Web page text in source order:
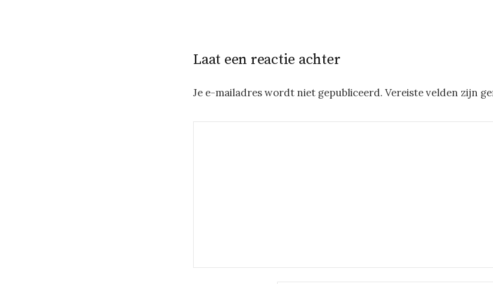
Laat een reactie achter
Je e-mailadres wordt niet gepubliceerd. Vereiste velden zijn